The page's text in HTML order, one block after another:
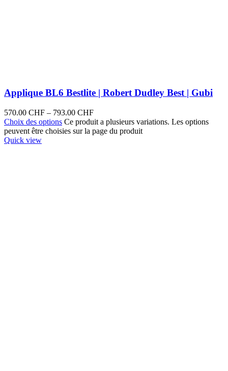
Applique BL6 Bestlite | Robert Dudley Best | Gubi
570.00 CHF – 793.00 CHF
Choix des options Ce produit a plusieurs variations. Les options
peuvent être choisies sur la page du produit
Quick view